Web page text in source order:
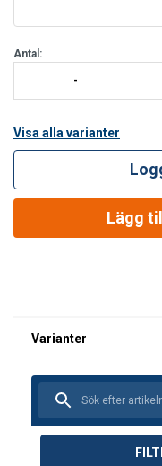
Antal:
Visa alla varianter
Lägg